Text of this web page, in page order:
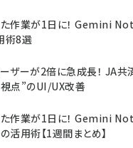
作業が1日に！ Gemini
術8選
ザーが2倍に急成長！ JA共
点”のUI/UX改善
作業が1日に！ Gemini
活用術【1週間まとめ】